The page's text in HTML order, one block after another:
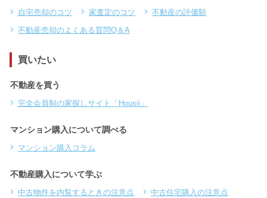
自宅売却のコツ
家査定のコツ
不動産の評価額
不動産売却のよくある質問Q＆A
買いたい
不動産を買う
完全会員制の家探しサイト「Housii」
マンション購入について調べる
マンション購入コラム
不動産購入について学ぶ
中古物件を内覧するときの注意点 中古住宅購入の注意点